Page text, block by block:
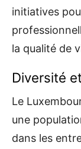
initiatives
la qualité de
Diversité
Le
une
dans les